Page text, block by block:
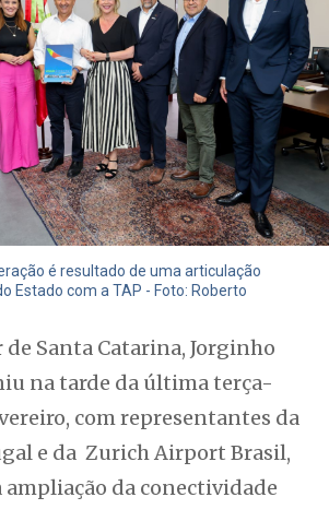
é resultado de uma articulação
Estado com a TAP - Foto: Roberto
Santa Catarina, Jorginho
na tarde da última terça-
com representantes da
e da Zurich Airport Brasil,
da conectividade